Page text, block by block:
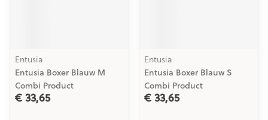
Entusia
Entusia Boxer Blauw M
Combi Product
€ 33,65
Entusia
Entusia Boxer Blauw S
Combi Product
€ 33,65